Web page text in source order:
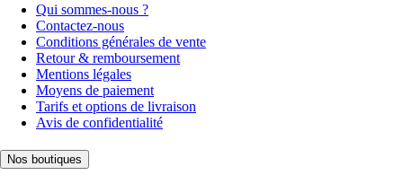
Qui sommes-nous ?
Contactez-nous
Conditions générales de vente
Retour & remboursement
Mentions légales
Moyens de paiement
Tarifs et options de livraison
Avis de confidentialité
Nos boutiques